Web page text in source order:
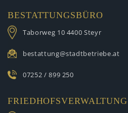
BESTATTUNGSBÜRO
Taborweg 10 4400 Steyr
bestattung@stadtbetriebe.at
07252 / 899 250
FRIEDHOFSVERWALTUNG